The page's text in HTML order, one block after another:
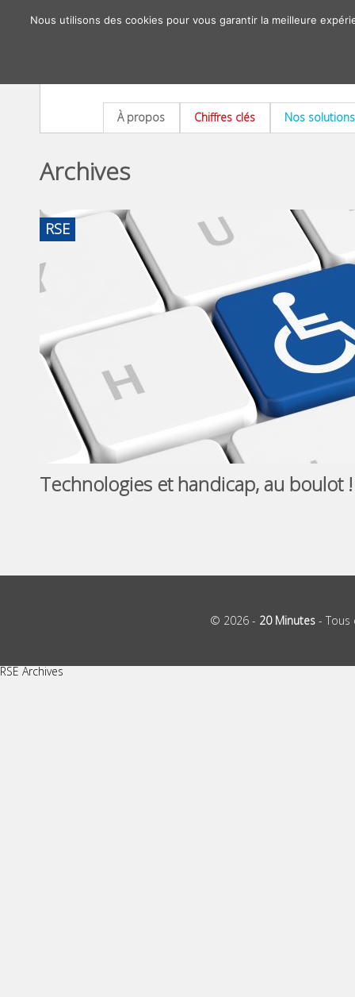
À propos Chiffres clés Nos solutions
Archives
RSE
Technologies et handicap, au boulot !
© 2026 - 20 Minutes -
Nous utilisons des cookies pour vous garantir la meilleure
RSE Archives